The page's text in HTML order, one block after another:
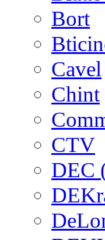
Bort
Cavel
Chint
CTV
DEC